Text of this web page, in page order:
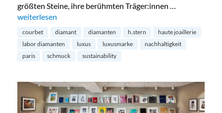
größten Steine, ihre berühmten Träger:innen …
„Diamanten aus dem Labor – die Zukunft?“
weiterlesen
courbet diamant diamanten h.stern
haute joaillerie
labor diamanten
luxus luxusmarke
nachhaltigkeit
paris
schmuck sustainability